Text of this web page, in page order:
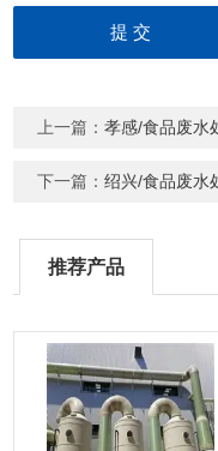
上一篇：孝感/食品废水
下一篇：绍兴/食品废水
推荐产品